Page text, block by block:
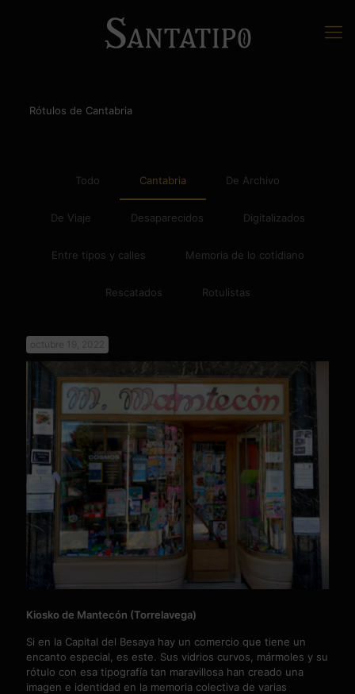
Rótulos de Cantabria
Todo Cantabria De Archivo
De Viaje Desaparecidos Digitalizados
Entre tipos y calles Memoria de lo cotidiano
Rescatados Rotulistas
octubre 19, 2022
Kiosko de Mantecón (Torrelavega)
Si en la Capital del Besaya hay un comercio que tiene un
encanto especial, es este. Sus vidrios curvos, mármoles y su
rótulo con esa tipografía tan maravillosa han creado una
imagen e identidad en la memoria colectiva de varias